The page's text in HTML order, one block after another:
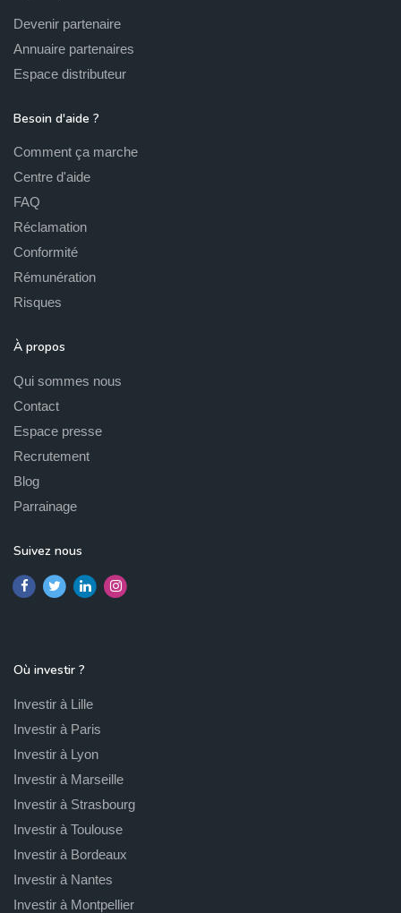
Devenir partenaire
Annuaire partenaires
Espace distributeur
Besoin d'aide ?
Comment ça marche
Centre d'aide
FAQ
Réclamation
Conformité
Rémunération
Risques
À propos
Qui sommes nous
Contact
Espace presse
Recrutement
Blog
Parrainage
Suivez nous
Où investir ?
Investir à Lille
Investir à Paris
Investir à Lyon
Investir à Marseille
Investir à Strasbourg
Investir à Toulouse
Investir à Bordeaux
Investir à Nantes
Investir à Montpellier